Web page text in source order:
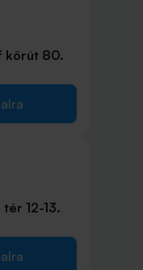
körút 80.
12-13.